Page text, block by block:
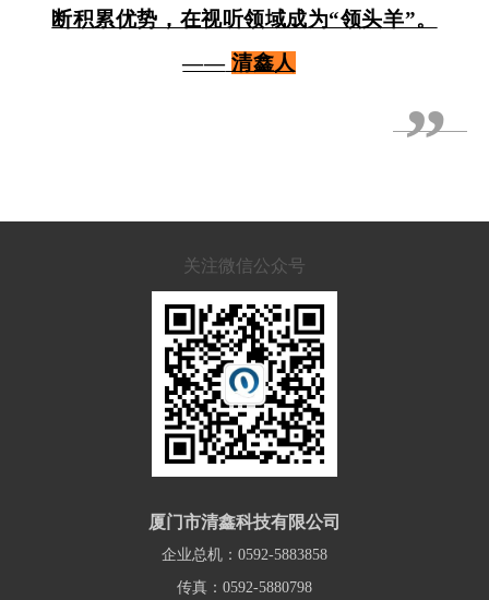
断积累优势，在视听领域成为“领头羊”。
—— 清鑫人
”
关注微信公众号
厦门市清鑫科技有限公司
企业总机：0592-5883858
传真：0592-5880798